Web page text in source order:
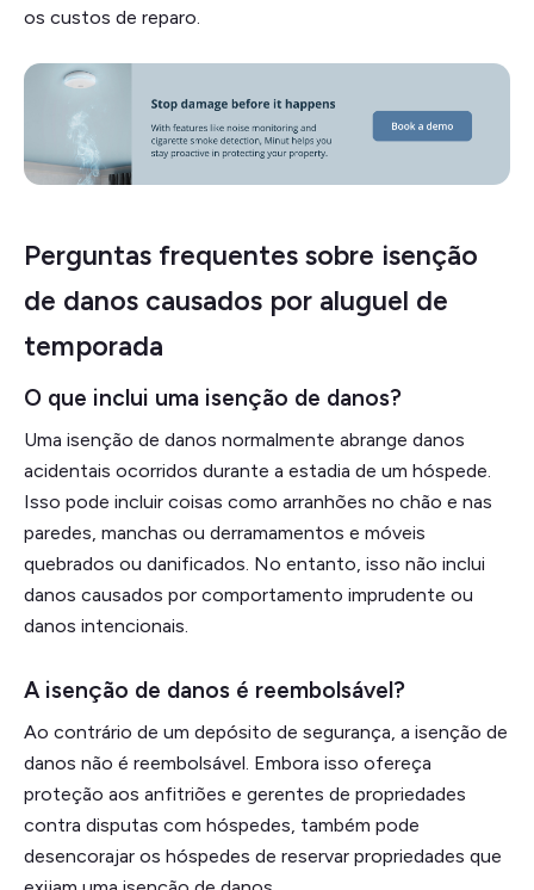
os custos de reparo.
Perguntas frequentes sobre isenção
de danos causados por aluguel de
temporada
O que inclui uma isenção de danos?
Uma isenção de danos normalmente abrange danos
acidentais ocorridos durante a estadia de um hóspede.
Isso pode incluir coisas como arranhões no chão e nas
paredes, manchas ou derramamentos e móveis
quebrados ou danificados. No entanto, isso não inclui
danos causados por comportamento imprudente ou
danos intencionais.
A isenção de danos é reembolsável?
Ao contrário de um depósito de segurança, a isenção de
danos não é reembolsável. Embora isso ofereça
proteção aos anfitriões e gerentes de propriedades
contra disputas com hóspedes, também pode
desencorajar os hóspedes de reservar propriedades que